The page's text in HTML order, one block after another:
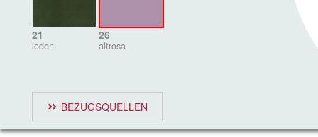
21
loden
26
altrosa
BEZUGSQUELLEN